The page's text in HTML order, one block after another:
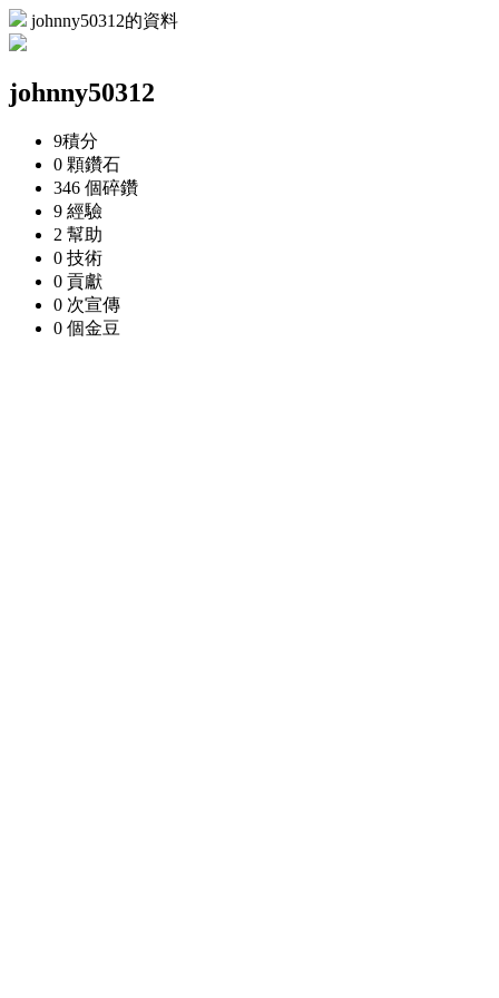
johnny50312的資料
johnny50312
9積分
0 顆鑽石
346 個碎鑽
9 經驗
2 幫助
0 技術
0 貢獻
0 次宣傳
0 個金豆